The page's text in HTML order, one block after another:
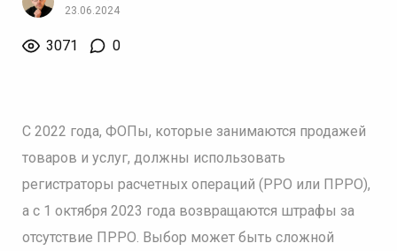
23.06.2024
3071 0
С 2022 года, ФОПы, которые занимаются продажей
товаров и услуг, должны использовать
регистраторы расчетных операций (РРО или ПРРО),
а с 1 октября 2023 года возвращаются штрафы за
отсутствие ПРРО. Выбор может быть сложной